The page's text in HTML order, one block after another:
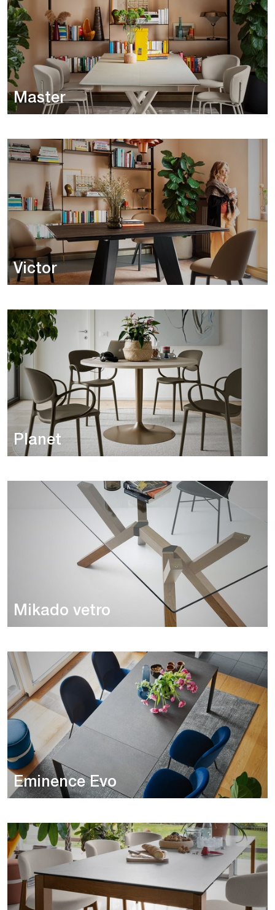
Master
Victor
Planet
Mikado vetro
Eminence Evo